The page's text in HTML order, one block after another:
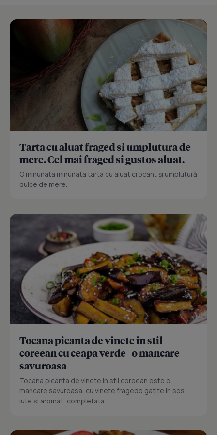
Tarta cu aluat fraged si umplutura de
mere. Cel mai fraged si gustos aluat.
O minunata minunata tarta cu aluat crocant și umplutură
dulce de mere.
Tocana picanta de vinete in stil
coreean cu ceapa verde - o mancare
savuroasa
Tocana picanta de vinete in stil coreean este o
mancare savuroasa, cu vinete fragede gatite in sos
iute si aromat, completata...